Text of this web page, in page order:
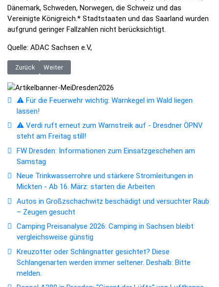
Dänemark, Schweden, Norwegen, die Schweiz und das
Vereinigte Königreich.* Stadtstaaten und das Saarland wurden
aufgrund geringer Fallzahlen nicht berücksichtigt.
Quelle: ADAC Sachsen e.V,
Vorheriger Beitrag: Kreuzotter oder Schlingnatter gesichtet? Diese
Zurück Nächster Beitrag: Veranstaltungshöhepunkte 2026 in der
Weiter
⚠️ Für die Feuerwehr wichtig: Warnkegel im Wald liegen
lassen!
⚠️ Verdi ruft erneut zum Warnstreik auf - Dresdner ÖPNV
steht am Freitag still!
FW Dresden: Informationen zum Einsatzgeschehen am
Samstag
Neue Trinkwasserrohre und stärkere Stromleitungen in
Mickten - Ab 16. März: starten die Arbeiten
Autos in Großzschachwitz beschädigt und versuchter Raub
– Zeugen gesucht
Camping Preisanalyse 2026: Camping in Sachsen bleibt
vergleichsweise günstig
Kreuzotter oder Schlingnatter gesichtet? Diese
Schlangenarten werden immer seltener. Deshalb: Bitte
melden.